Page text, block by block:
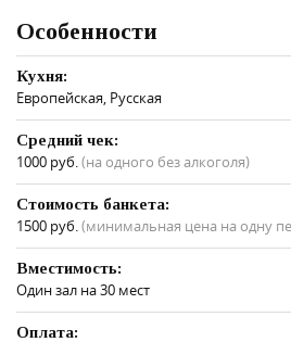
Особенности
Кухня:
Европейская, Русская
Средний чек:
1000 руб.(на одного без алкоголя)
Стоимость банкета:
1500 руб.(минимальная цена на одну
Вместимость:
Один зал на 30 мест
Оплата: